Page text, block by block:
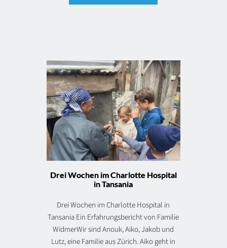
Drei Wochen im Charlotte Hospital
in Tansania
Drei Wochen im Charlotte Hospital in
Tansania Ein Erfahrungsbericht von Familie
WidmerWir sind Anouk, Aiko, Jakob und
Lutz, eine Familie aus Zürich. Aiko geht in